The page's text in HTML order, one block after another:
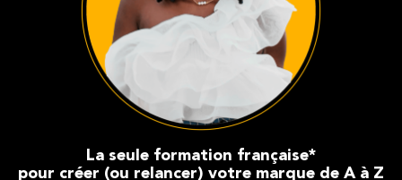
La seule formation française*
pour créer (ou relancer) votre marque de A à Z